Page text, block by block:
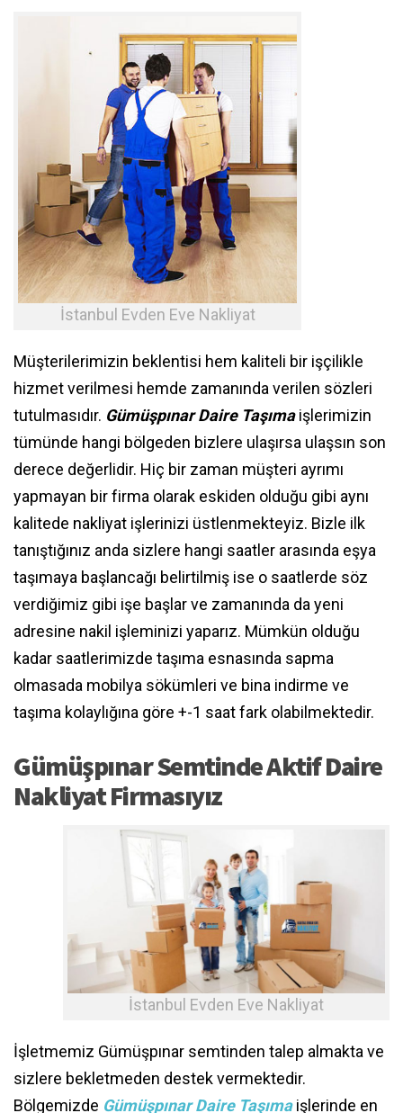
İstanbul Evden Eve Nakliyat
Müşterilerimizin beklentisi hem kaliteli bir işçilikle
hizmet verilmesi hemde zamanında verilen sözleri
tutulmasıdır. Gümüşpınar Daire Taşımaişlerimizin
tümünde hangi bölgeden bizlere ulaşırsa ulaşsın son
derece değerlidir. Hiç bir zaman müşteri ayrımı
yapmayan bir firma olarak eskiden olduğu gibi aynı
kalitede nakliyat işlerinizi üstlenmekteyiz. Bizle ilk
tanıştığınız anda sizlere hangi saatler arasında eşya
taşımaya başlancağı belirtilmiş ise o saatlerde söz
verdiğimiz gibi işe başlar ve zamanında da yeni
adresine nakil işleminizi yaparız. Mümkün olduğu
kadar saatlerimizde taşıma esnasında sapma
olmasada mobilya sökümleri ve bina indirme ve
taşıma kolaylığına göre +-1 saat fark olabilmektedir.
Gümüşpınar Semtinde Aktif Daire
Nakliyat Firmasıyız
İstanbul Evden Eve Nakliyat
İşletmemiz Gümüşpınar semtinden talep almakta ve
sizlere bekletmeden destek vermektedir.
Bölgemizde Gümüşpınar Daire Taşımaişlerinde en